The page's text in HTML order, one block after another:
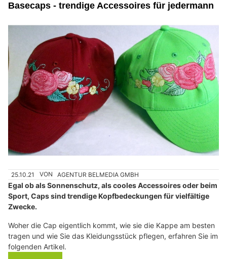
Basecaps - trendige Accessoires für jedermann
25.10.21 VON AGENTUR BELMEDIA GMBH
Egal ob als Sonnenschutz, als cooles Accessoires oder beim
Sport, Caps sind trendige Kopfbedeckungen für vielfältige
Zwecke.
Woher die Cap eigentlich kommt, wie sie die Kappe am besten
tragen und wie Sie das Kleidungsstück pflegen, erfahren Sie im
folgenden Artikel.